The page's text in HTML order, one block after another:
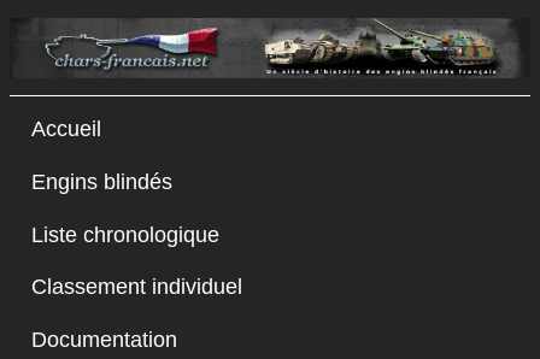
Accueil
Engins blindés
Liste chronologique
Classement individuel
Documentation